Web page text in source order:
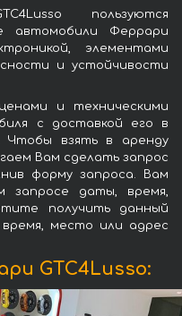
пользуются
автомобили Феррари
элементами
и устойчивости
и техническими
с доставкой его в
Чтобы взять в аренду
Вам сделать запрос
форму запроса. Вам
запросе даты, время,
получить данный
место или адрес
GTC4Lusso: